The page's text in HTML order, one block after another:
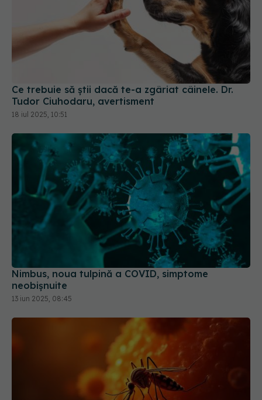
Ce trebuie să știi dacă te-a zgâriat câinele. Dr.
Tudor Ciuhodaru, avertisment
18 iul 2025, 10:51
Nimbus, noua tulpină a COVID, simptome
neobișnuite
13 iun 2025, 08:45